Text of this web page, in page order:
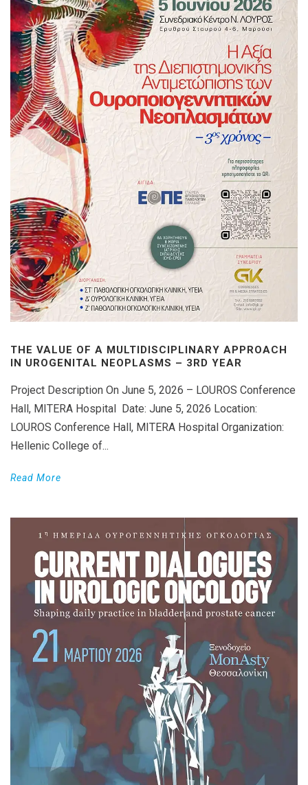
THE VALUE OF A MULTIDISCIPLINARY APPROACH
IN UROGENITAL NEOPLASMS – 3RD YEAR
Project Description On June 5, 2026 – LOUROS Conference
Hall, MITERA Hospital Date: June 5, 2026 Location:
LOUROS Conference Hall, MITERA Hospital Organization:
Hellenic College of...
Read More